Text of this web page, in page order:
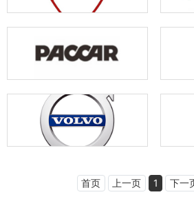
首页 上一页 1 下一